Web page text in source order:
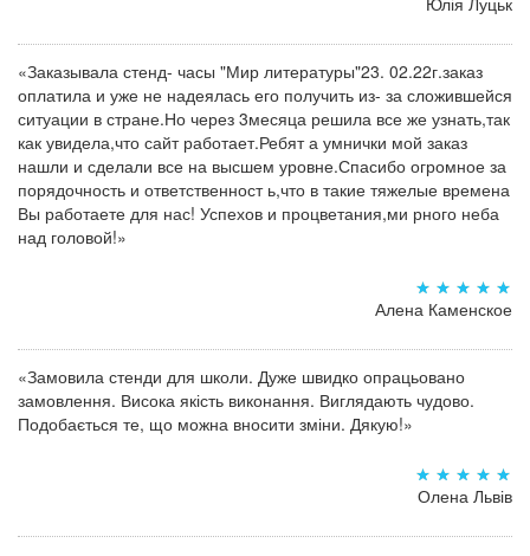
«Заказывала стенд- часы "Мир литературы"23. 02.22г.заказ
оплатила и уже не надеялась его получить из- за сложившейся
ситуации в стране.Но через 3месяца решила все же узнать,так
как увидела,что сайт работает.Ребят а умнички мой заказ
нашли и сделали все на высшем уровне.Спасибо огромное за
порядочность и ответственност ь,что в такие тяжелые времена
Вы работаете для нас! Успехов и процветания,ми рного неба
над головой!»
Алена Каменское
«Замовила стенди для школи. Дуже швидко опрацьовано
замовлення. Висока якість виконання. Виглядають чудово.
Подобається те, що можна вносити зміни. Дякую!»
Олена Львів